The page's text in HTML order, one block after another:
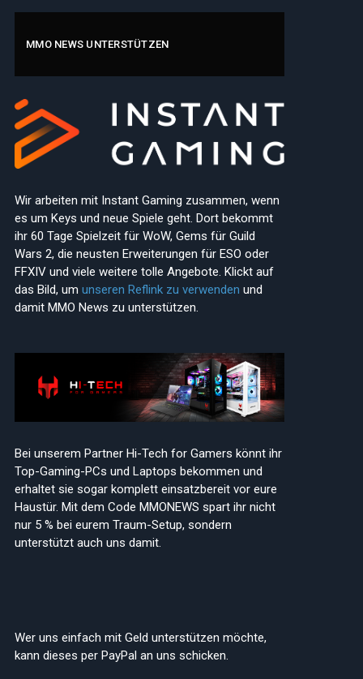
MMO NEWS UNTERSTÜTZEN
Wir arbeiten mit Instant Gaming zusammen, wenn
es um Keys und neue Spiele geht. Dort bekommt
ihr 60 Tage Spielzeit für WoW, Gems für Guild
Wars 2, die neusten Erweiterungen für ESO oder
FFXIV und viele weitere tolle Angebote. Klickt auf
das Bild, um unseren Reflink zu verwenden und
damit MMO News zu unterstützen.
Bei unserem Partner Hi-Tech for Gamers könnt ihr
Top-Gaming-PCs und Laptops bekommen und
erhaltet sie sogar komplett einsatzbereit vor eure
Haustür. Mit dem Code MMONEWS spart ihr nicht
nur 5 % bei eurem Traum-Setup, sondern
unterstützt auch uns damit.
Wer uns einfach mit Geld unterstützen möchte,
kann dieses per PayPal an uns schicken.